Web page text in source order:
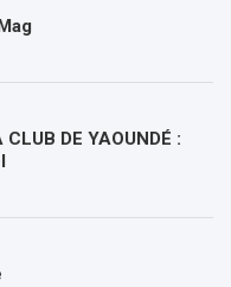
DE YAOUNDÉ :